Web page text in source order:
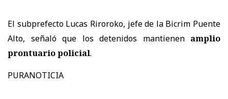
El subprefecto Lucas Riroroko, jefe de la Bicrim Puente
Alto, señaló que los detenidos mantienen amplio
prontuario policial.
PURANOTICIA